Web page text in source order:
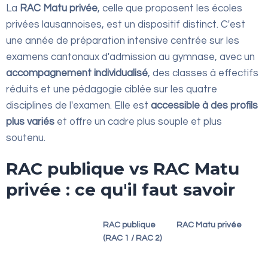
La RAC Matu privée, celle que proposent les écoles
privées lausannoises, est un dispositif distinct. C'est
une année de préparation intensive centrée sur les
examens cantonaux d'admission au gymnase, avec un
accompagnement individualisé, des classes à effectifs
réduits et une pédagogie ciblée sur les quatre
disciplines de l'examen. Elle est accessible à des profils
plus variés et offre un cadre plus souple et plus
soutenu.
RAC publique vs RAC Matu
privée : ce qu'il faut savoir
RAC publique
(RAC 1 / RAC 2)
RAC Matu privée